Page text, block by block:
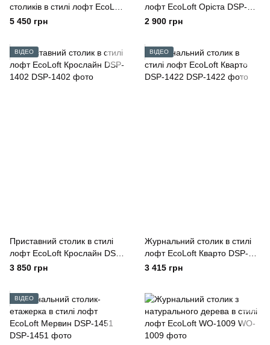
столиків в стилі лофт EcoLoft
Каре DSP-1412
5 450 грн
лофт EcoLoft Оріста DSP-
1375
2 900 грн
ВІДЕО
Приставний столик в стилі
лофт EcoLoft Крослайн DSP-
1402
3 850 грн
ВІДЕО
Журнальний столик в стилі
лофт EcoLoft Кварто DSP-
1422
3 415 грн
ВІДЕО